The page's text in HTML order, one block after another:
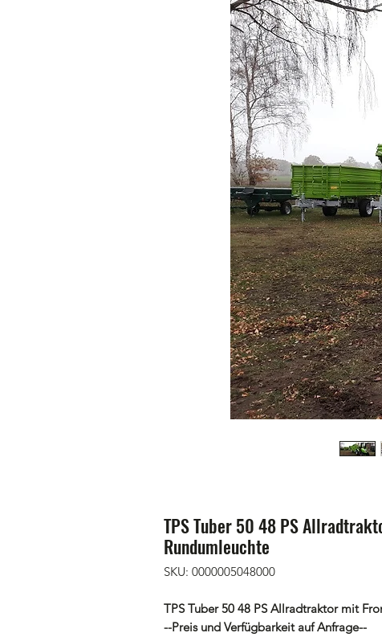
TPS Tuber 50 48 PS
Rundumleuchte
SKU: 0000005048000
TPS Tuber 50 48 PS Allradtraktor mit
--Preis und Verfügbarkeit auf Anfrage--